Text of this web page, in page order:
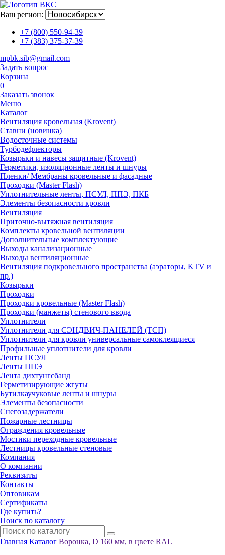
Ваш регион:
+7 (800) 550-94-39
+7 (383) 375-37-39
mpbk.sib@gmail.com
Задать вопрос
Корзина
0
Заказать звонок
Меню
Каталог
Вентиляция кровельная (Krovent)
Ставни (новинка)
Водосточные системы
Турбодефлекторы
Козырьки и навесы защитные (Krovent)
Герметики, изоляционные ленты и шнуры
Пленки/ Мембраны кровельные и фасадные
Проходки (Master Flash)
Уплотнительные ленты, ПСУЛ, ППЭ, ПКБ
Элементы безопасности кровли
Вентиляция
Приточно-вытяжная вентиляция
Комплекты кровельной вентиляции
Дополнительные комплектующие
Выходы канализационные
Выходы вентиляционные
Вентиляция подкровельного пространства (аэраторы, KTV и
пр.)
Козырьки
Проходки
Проходки кровельные (Master Flash)
Проходки (манжеты) стенового ввода
Уплотнители
Уплотнители для СЭНДВИЧ-ПАНЕЛЕЙ (ТСП)
Уплотнители для кровли универсальные самоклеящиеся
Профильные уплотнители для кровли
Ленты ПСУЛ
Ленты ППЭ
Лента дихтунгсбанд
Герметизирующие жгуты
Бутилкаучуковые ленты и шнуры
Элементы безопасности
Снегозадержатели
Пожарные лестницы
Ограждения кровельные
Мостики переходные кровельные
Лестницы кровельные стеновые
Компания
О компании
Реквизиты
Контакты
Оптовикам
Сертификаты
Где купить?
Поиск по каталогу
Главная Каталог Воронка, D 160 мм, в цвете RAL